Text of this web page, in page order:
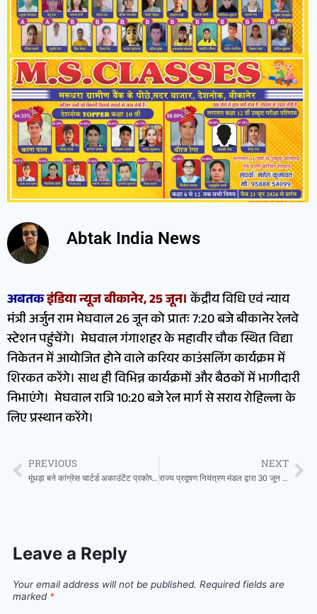
Abtak India News
अबतकइंडिया न्यूज बीकानेर, 25 जून।केंद्रीय विधि एवं न्याय
मंत्री अर्जुन राम मेघवाल 26 जून को प्रातः 7:20 बजे बीकानेर रेलवे
स्टेशन पहुंचेंगे। मेघवाल गंगाशहर के महावीर चौक स्थित विद्या
निकेतन में आयोजित होने वाले करियर काउंसलिंग कार्यक्रम में
शिरकत करेंगे। साथ ही विभिन्न कार्यक्रमों और बैठकों में भागीदारी
निभाएंगे। मेघवाल रात्रि 10:20 बजे रेल मार्ग से सराय रोहिल्ला के
लिए प्रस्थान करेंगे।
PREVIOUS
मूंधड़ा बने कांग्रेस चार्टर्ड अकाउंटेंट प्रकोष्ठ के बीकानेर देहात जिलाध्यक्ष ,संगठन महामंत्री मार्शल ने दी बधाई
NEXT
राज्य प्रदूषण नियंत्रण मंडल द्वारा 30 जून से चलेगा ई-कचरा संग्रहण अभियान
Leave a Reply
Your email address will not be published. Required fields are
marked *